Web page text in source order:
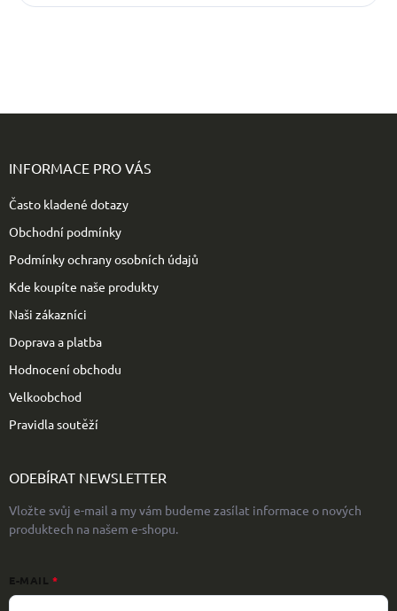
INFORMACE PRO VÁS
Často kladené dotazy
Obchodní podmínky
Podmínky ochrany osobních údajů
Kde koupíte naše produkty
Naši zákazníci
Doprava a platba
Hodnocení obchodu
Velkoobchod
Pravidla soutěží
ODEBÍRAT NEWSLETTER
Vložte svůj e-mail a my vám budeme zasílat informace o nových
produktech na našem e-shopu.
E-MAIL